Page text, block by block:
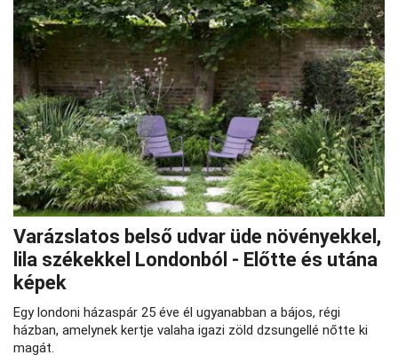
Varázslatos belső udvar üde növényekkel,
lila székekkel Londonból - Előtte és utána
képek
Egy londoni házaspár 25 éve él ugyanabban a bájos, régi
házban, amelynek kertje valaha igazi zöld dzsungellé nőtte ki
magát.